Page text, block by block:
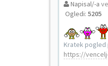
Napisal/-a
Ogledi: 5205
Kratek pogled
https://